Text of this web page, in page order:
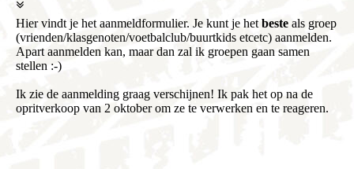
Hier vindt je het aanmeldformulier. Je kunt je het beste als groep
(vrienden/klasgenoten/voetbalclub/buurtkids etcetc) aanmelden.
Apart aanmelden kan, maar dan zal ik groepen gaan samen
stellen :-)
Ik zie de aanmelding graag verschijnen! Ik pak het op na de
opritverkoop van 2 oktober om ze te verwerken en te reageren.